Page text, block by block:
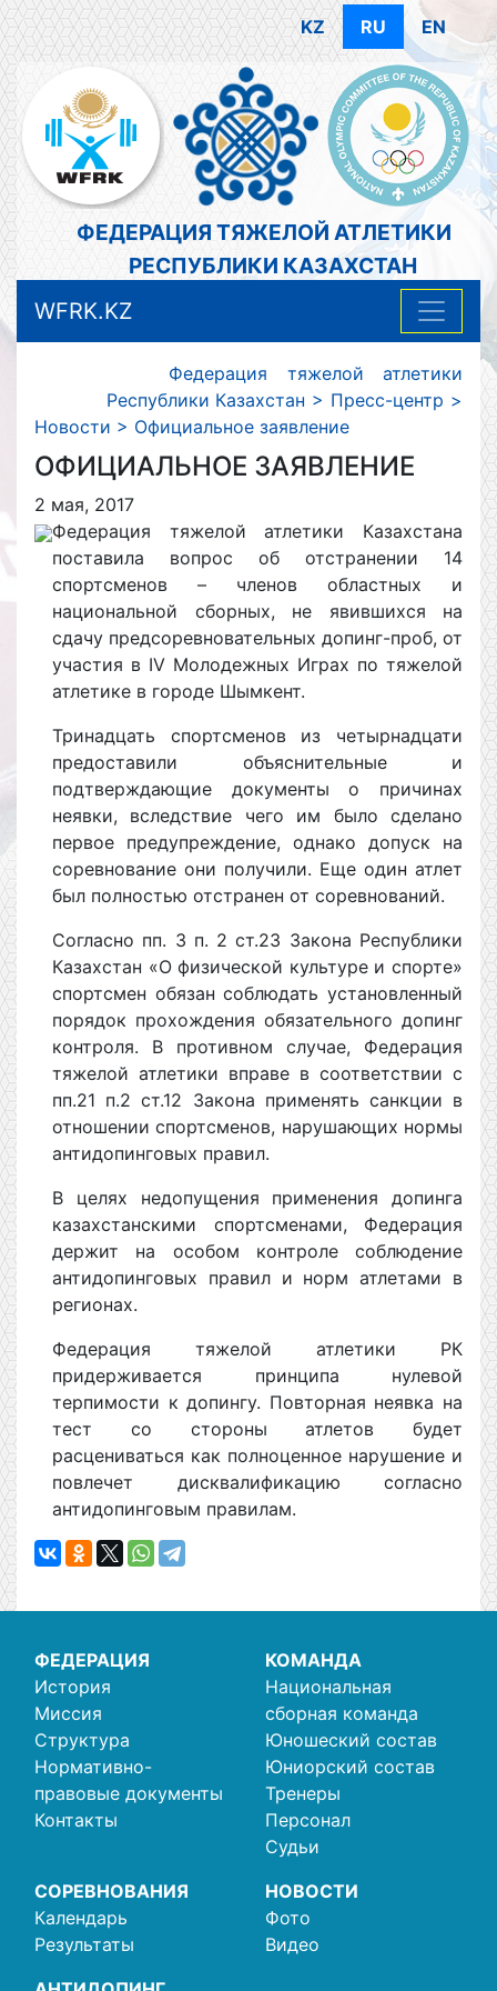
KZ RU EN
ФЕДЕРАЦИЯ ТЯЖЕЛОЙ АТЛЕТИКИ
РЕСПУБЛИКИ КАЗАХСТАН
WFRK.KZ
Федерация тяжелой атлетики
Республики Казахстан > Пресс-центр >
Новости > Официальное заявление
ОФИЦИАЛЬНОЕ ЗАЯВЛЕНИЕ
2 мая, 2017
Федерация тяжелой атлетики Казахстана
поставила вопрос об отстранении 14
спортсменов – членов областных и
национальной сборных, не явившихся на
сдачу предсоревновательных допинг-проб, от
участия в IV Молодежных Играх по тяжелой
атлетике в городе Шымкент.
Тринадцать спортсменов из четырнадцати
предоставили объяснительные и
подтверждающие документы о причинах
неявки, вследствие чего им было сделано
первое предупреждение, однако допуск на
соревнование они получили. Еще один атлет
был полностью отстранен от соревнований.
Согласно пп. 3 п. 2 ст.23 Закона Республики
Казахстан «О физической культуре и спорте»
спортсмен обязан соблюдать установленный
порядок прохождения обязательного допинг
контроля. В противном случае, Федерация
тяжелой атлетики вправе в соответствии с
пп.21 п.2 ст.12 Закона применять санкции в
отношении спортсменов, нарушающих нормы
антидопинговых правил.
В целях недопущения применения допинга
казахстанскими спортсменами, Федерация
держит на особом контроле соблюдение
антидопинговых правил и норм атлетами в
регионах.
Федерация тяжелой атлетики РК
придерживается принципа нулевой
терпимости к допингу. Повторная неявка на
тест со стороны атлетов будет
расцениваться как полноценное нарушение и
повлечет дисквалификацию согласно
антидопинговым правилам.
ФЕДЕРАЦИЯ
История
Миссия
Структура
Нормативно-
правовые документы
Контакты
КОМАНДА
Национальная
сборная команда
Юношеский состав
Юниорский состав
Тренеры
Персонал
Судьи
СОРЕВНОВАНИЯ
Календарь
Результаты
НОВОСТИ
Фото
Видео